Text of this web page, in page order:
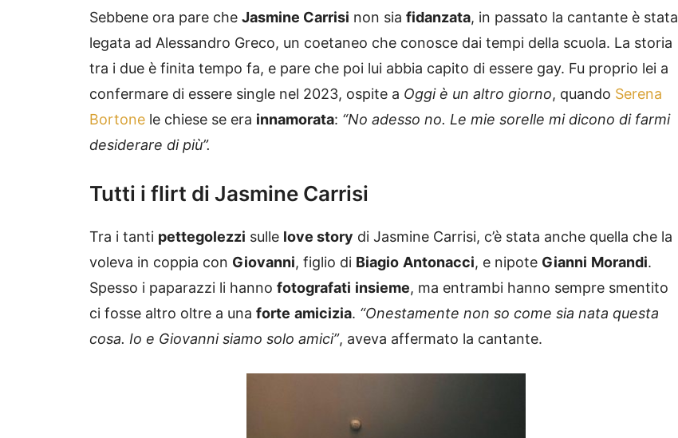
Sebbene ora pare che Jasmine Carrisi non sia fidanzata, in passato la cantante è stata
legata ad Alessandro Greco, un coetaneo che conosce dai tempi della scuola. La storia
tra i due è finita tempo fa, e pare che poi lui abbia capito di essere gay. Fu proprio lei a
confermare di essere single nel 2023, ospite a Oggi è un altro giorno, quando Serena
Bortone le chiese se era innamorata: “No adesso no. Le mie sorelle mi dicono di farmi
desiderare di più”.
Tutti i flirt di Jasmine Carrisi
Tra i tanti pettegolezzi sulle love story di Jasmine Carrisi, c’è stata anche quella che la
voleva in coppia con Giovanni, figlio di Biagio Antonacci, e nipote Gianni Morandi.
Spesso i paparazzi li hanno fotografati insieme, ma entrambi hanno sempre smentito
ci fosse altro oltre a una forte amicizia. “Onestamente non so come sia nata questa
cosa. Io e Giovanni siamo solo amici”, aveva affermato la cantante.